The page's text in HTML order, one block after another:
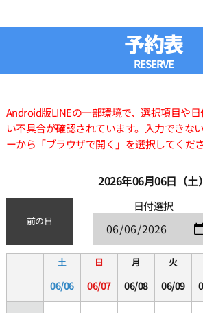
予約表
RESERVE
Android版LINEの一部環境で、選択項目や
い不具合が確認されています。入力できな
ーから「ブラウザで開く」を選択してくださ
2026年06月06日（土）
前の日
日付選択
土
06/06
日
06/07
月
06/08
火
06/09